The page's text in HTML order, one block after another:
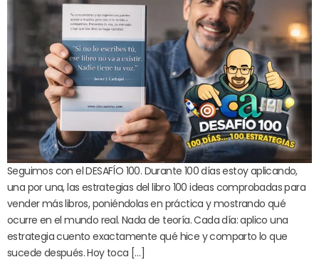
Seguimos con el DESAFÍO 100. Durante 100 días estoy aplicando,
una por una, las estrategias del libro 100 ideas comprobadas para
vender más libros, poniéndolas en práctica y mostrando qué
ocurre en el mundo real. Nada de teoría. Cada día: aplico una
estrategia cuento exactamente qué hice y comparto lo que
sucede después. Hoy toca […]